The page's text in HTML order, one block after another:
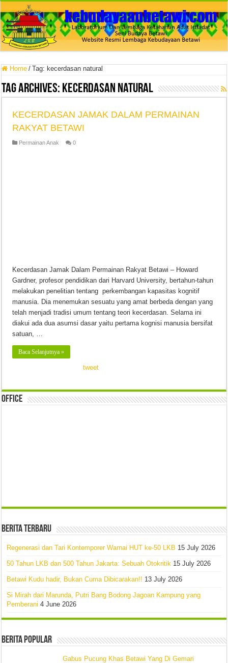
Home / Tag: kecerdasan natural
Tag Archives: kecerdasan natural
KECERDASAN JAMAK DALAM PERMAINAN
RAKYAT BETAWI
Permainan Anak 0
Kecerdasan Jamak Dalam Permainan Rakyat Betawi – Howard
Gardner, profesor pendidikan dari Harvard University, bertahun-tahun
melakukan penelitian tentang perkembangan kapasitas kognitif
manusia. Dia menemukan sesuatu yang amat berbeda dengan yang
telah menjadi tradisi umum tentang teori kecerdasan. Selama ini
diakui ada dua asumsi dasar yaitu pertama kognisi manusia bersifat
satuan, …
Baca Selanjutnya »
tweet
Office
Berita Terbaru
Regenerasi dan Tari Kontemporer Warnai HUT ke-50 LKB 15 July 2026
50 Tahun LKB dan 500 Tahun Jakarta: Sebuah Otokritik 15 July 2026
Betawi Kudu hadir, Bukan Cuma Dibicarakan!! 13 July 2026
Si Mirah dari Marunda, Putri Bang Bodong Jagoan Kampung yang
Pemberani 4 June 2026
Berita Popular
Gabus Pucung Khas Betawi Yang Di Gemari